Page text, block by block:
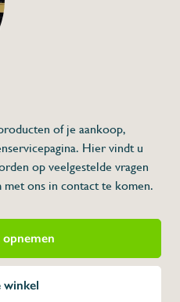
of je aankoop,
Hier vindt u
op veelgestelde vragen
ons in contact te komen.
winkel